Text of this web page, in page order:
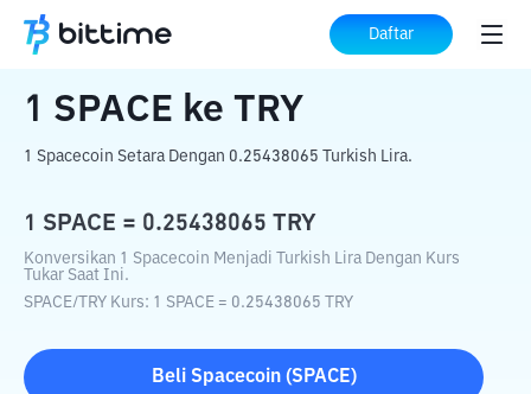
Daftar
Beranda Konverter Kripto SPACE TRY
1 SPACE ke TRY
1 Spacecoin Setara Dengan 0.25438065 Turkish Lira.
1 SPACE = 0.25438065 TRY
Konversikan 1 Spacecoin Menjadi Turkish Lira Dengan Kurs
Tukar Saat Ini.
SPACE/ TRY Kurs: 1 SPACE = 0.25438065 TRY
Beli Spacecoin(SPACE)